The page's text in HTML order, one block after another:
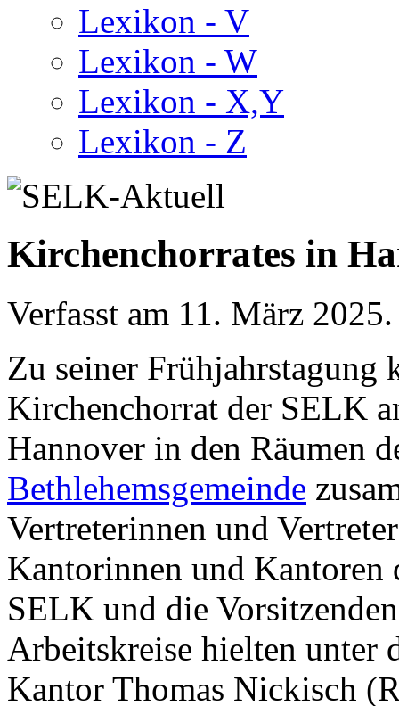
Lexikon - V
Lexikon - W
Lexikon - X,Y
Lexikon - Z
Kirchenchorrates in
Verfasst am 11. März 2025.
Zu seiner Frühjahrstagung
Kirchenchorrat der SELK
Hannover in den Räumen
Bethlehemsgemeinde
Vertreterinnen und
Kantorinnen und Kantoren
SELK und die
Arbeitskreise hielten unter
Kantor Thomas Nickisch